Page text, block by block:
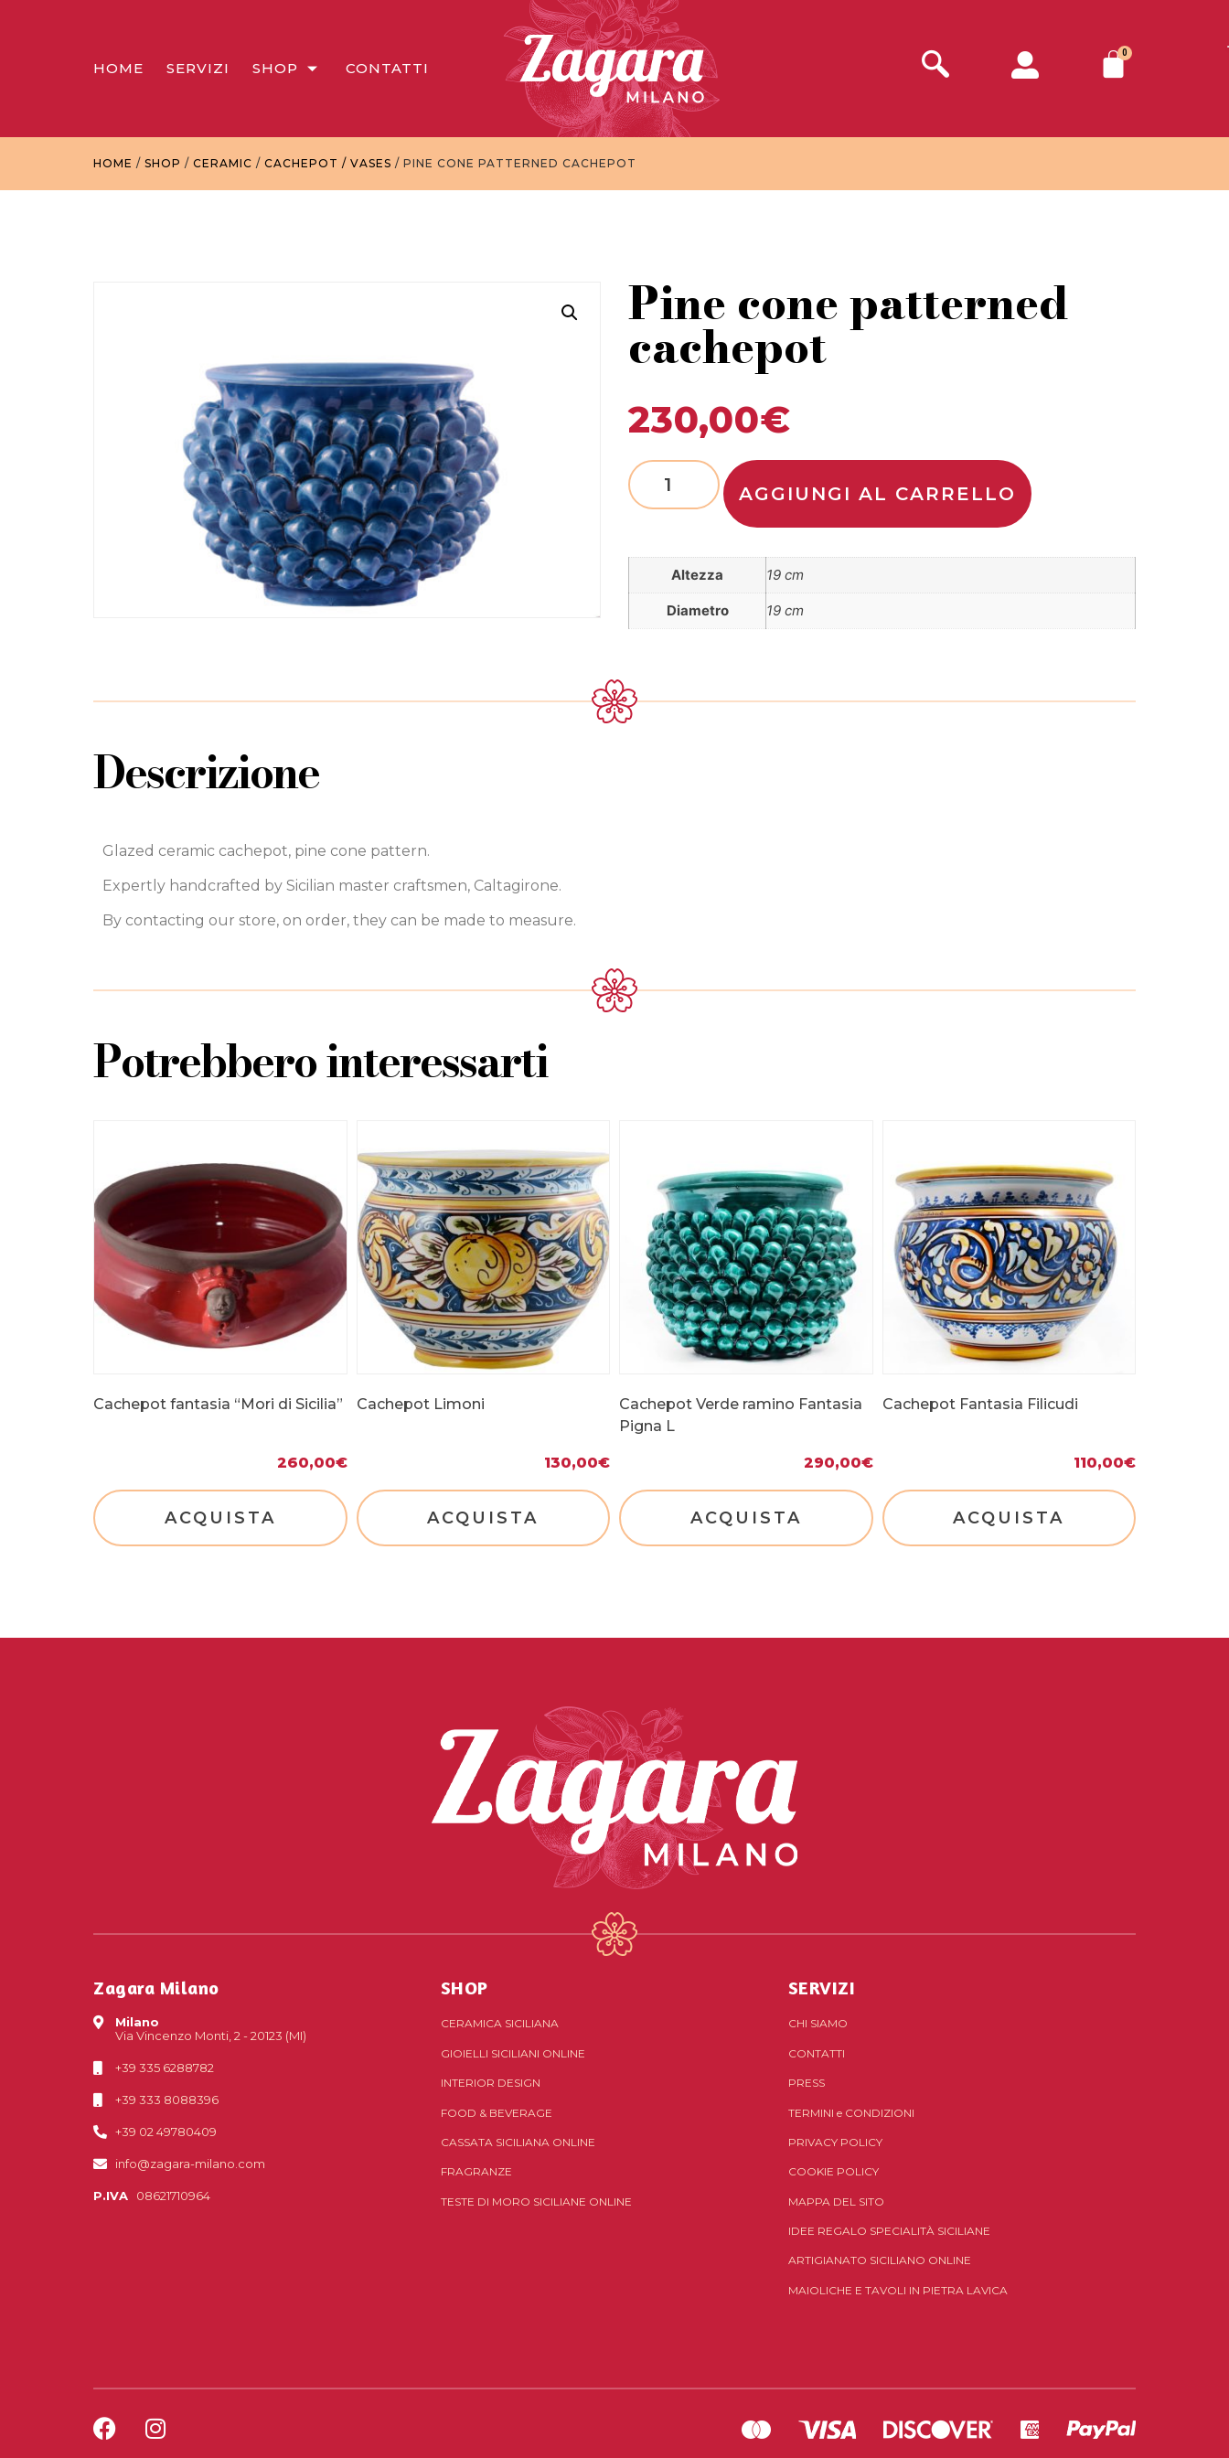
HOME SERVIZI SHOP CONTATTI
0
HOME / SHOP / CERAMIC / CACHEPOT / VASES / PINE CONE PATTERNED CACHEPOT
Pine cone patterned
cachepot
230,00€
AGGIUNGI AL CARRELLO
Altezza 19 cm
Diametro 19 cm
Descrizione
Glazed ceramic cachepot, pine cone pattern.
Expertly handcrafted by Sicilian master craftsmen, Caltagirone.
By contacting our store, on order, they can be made to measure.
Potrebbero interessarti
Cachepot fantasia “Mori di Sicilia”
260,00€
ACQUISTA
Cachepot Limoni
130,00€
ACQUISTA
Cachepot Verde ramino Fantasia
Pigna L
290,00€
ACQUISTA
Cachepot Fantasia Filicudi
110,00€
ACQUISTA
Zagara Milano
Milano
Via Vincenzo Monti, 2 - 20123 (MI)
+39 335 6288782
+39 333 8088396
+39 02 49780409
info@zagara-milano.com
P.IVA 08621710964
SHOP
CERAMICA SICILIANA
GIOIELLI SICILIANI ONLINE
INTERIOR DESIGN
FOOD & BEVERAGE
CASSATA SICILIANA ONLINE
FRAGRANZE
TESTE DI MORO SICILIANE ONLINE
SERVIZI
CHI SIAMO
CONTATTI
PRESS
TERMINI eCONDIZIONI
PRIVACY POLICY
COOKIE POLICY
MAPPA DEL SITO
IDEE REGALO SPECIALITÀ SICILIANE
ARTIGIANATO SICILIANO ONLINE
MAIOLICHE E TAVOLI IN PIETRA LAVICA